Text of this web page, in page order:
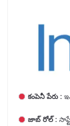
కంపెనీ పేరు :
జాబ్ రోల్ :